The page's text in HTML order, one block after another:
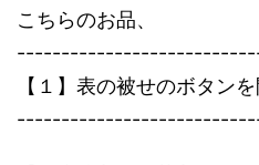
こちらのお品、
【１】表の被せのボタン